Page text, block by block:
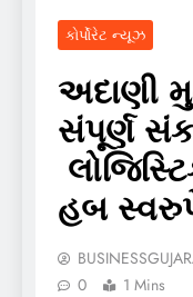
કોર્પોરેટ ન્યૂઝ
અદાણી
સંપૂર્ણ
હબ
0
1 Mins